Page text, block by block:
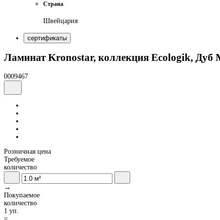
Страна
Швейцария
сертификаты
Ламинат Kronostar, коллекция Ecologik, Дуб
0009467
Розничная цена
Требуемое
количество
→
Покупаемое
количество
1 уп.